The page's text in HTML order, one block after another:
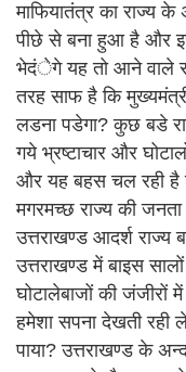
माफियातंत्र का राज्य
पीछे से बना हुआ है और
भेदंेगे यह तो आने वाले
तरह साफ है कि
लडना पडेगा? कुछ बडे
गये भ्रष्टाचार और
और यह बहस चल रही है
मगरमच्छ राज्य की
उत्तराखण्ड आदर्श राज्य
उत्तराखण्ड में बाइस
घोटालेबाजों की
हमेशा सपना देखती रही
पाया? उत्तराखण्ड के